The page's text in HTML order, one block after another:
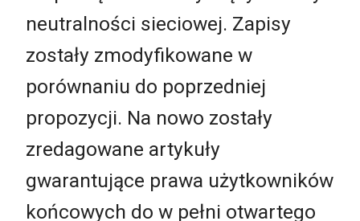
neutralności sieciowej. Zapisy
zostały zmodyfikowane w
porównaniu do poprzedniej
propozycji. Na nowo zostały
zredagowane artykuły
gwarantujące prawa użytkowników
końcowych do w pełni otwartego